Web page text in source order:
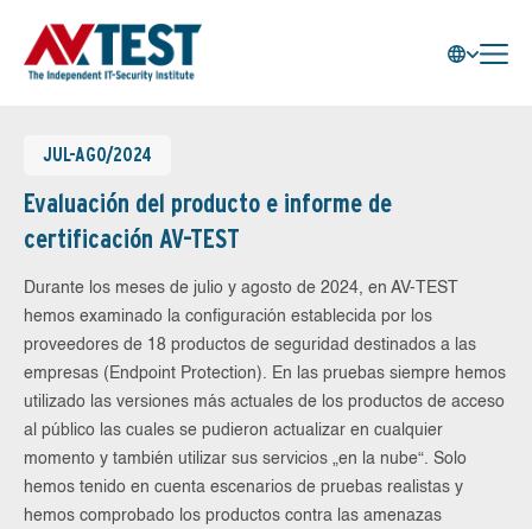
JUL-AGO/2024
Evaluación del producto e informe de
certificación AV-TEST
Durante los meses de julio y agosto de 2024, en AV-TEST
hemos examinado la configuración establecida por los
proveedores de 18 productos de seguridad destinados a las
empresas (Endpoint Protection). En las pruebas siempre hemos
utilizado las versiones más actuales de los productos de acceso
al público las cuales se pudieron actualizar en cualquier
momento y también utilizar sus servicios „en la nube“. Solo
hemos tenido en cuenta escenarios de pruebas realistas y
hemos comprobado los productos contra las amenazas